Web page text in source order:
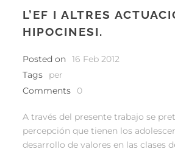
L’EF I ALTRES
HIPOCINESI.
Posted on 16 Feb 2012
Tags
per
Comments
0
A través del presente trabajo se
percepción que tienen los
desarrollo de valores en las clases